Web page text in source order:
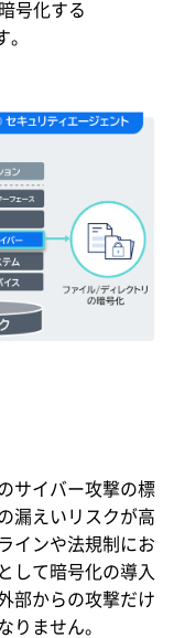
号化する
。
サイバー攻撃の標
漏えいリスクが高
インや法規制にお
して暗号化の導入
部からの攻撃だけ
りません。